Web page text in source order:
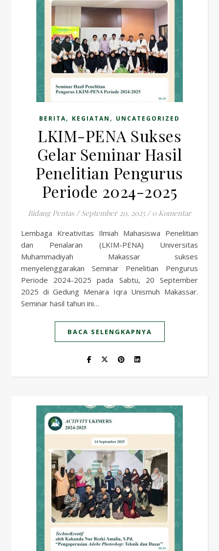
BERITA, KEGIATAN , UNCATEGORIZED
LKIM-PENA Sukses
Gelar Seminar Hasil
Penelitian Pengurus
Periode 2024-2025
Bidang Pentas / September 20, 2025 / 0 Komentar
Lembaga Kreativitas Ilmiah Mahasiswa Penelitian
dan Penalaran (LKIM-PENA) Universitas
Muhammadiyah Makassar sukses
menyelenggarakan Seminar Penelitian Pengurus
Periode 2024-2025 pada Sabtu, 20 September
2025 di Gedung Menara Iqra Unismuh Makassar.
Seminar hasil tahun ini…
BACA SELENGKAPNYA